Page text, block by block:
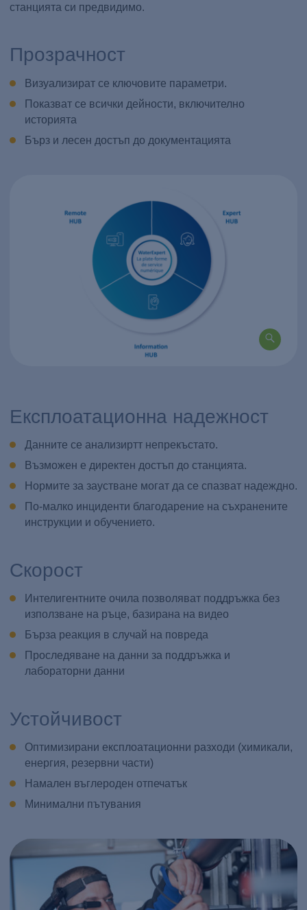
станцията си предвидимо.
Прозрачност
Визуализират се ключовите параметри.
Показват се всички дейности, включително
историята
Бърз и лесен достъп до документацията
Експлоатационна надежност
Данните се анализиртт непрекъстато.
Възможен е директен достъп до станцията.
Нормите за заустване могат да се спазват надеждно.
По-малко инциденти благодарение на съхранените
инструкции и обучението.
Скорост
Интелигентните очила позволяват поддръжка без
използване на ръце, базирана на видео
Бърза реакция в случай на повреда
Проследяване на данни за поддръжка и
лабораторни данни
Устойчивост
Оптимизирани експлоатационни разходи (химикали,
енергия, резервни части)
Намален въглероден отпечатък
Минимални пътувания